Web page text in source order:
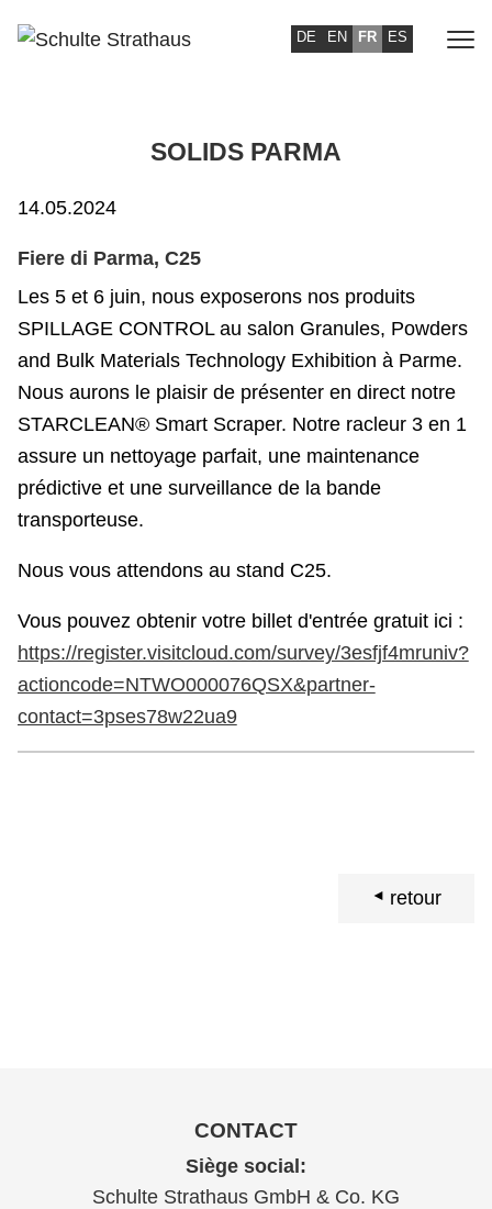
DE EN FR ES
SOLIDS PARMA
14.05.2024
Fiere di Parma, C25
Les 5 et 6 juin, nous exposerons nos produits
SPILLAGE CONTROL au salon Granules, Powders
and Bulk Materials Technology Exhibition à Parme.
Nous aurons le plaisir de présenter en direct notre
STARCLEAN® Smart Scraper. Notre racleur 3 en 1
assure un nettoyage parfait, une maintenance
prédictive et une surveillance de la bande
transporteuse.
Nous vous attendons au stand C25.
Vous pouvez obtenir votre billet d'entrée gratuit ici :
https://register.visitcloud.com/survey/3esfjf4mruniv?
actioncode=NTWO000076QSX&partner-
contact=3pses78w22ua9
retour
CONTACT
Siège social:
Schulte Strathaus GmbH & Co. KG